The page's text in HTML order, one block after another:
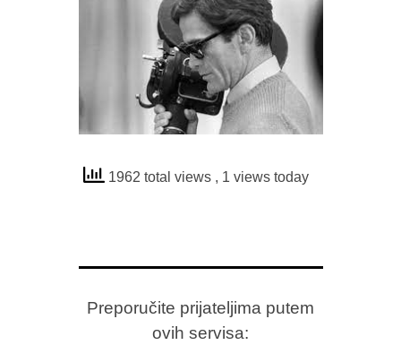
1962 total views , 1 views today
Preporučite prijateljima putem
ovih servisa: